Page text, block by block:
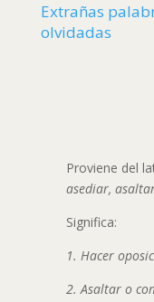
Extrañas
olvidadas
Proviene del
asediar,
Significa:
1. Hacer
2. Asaltar o